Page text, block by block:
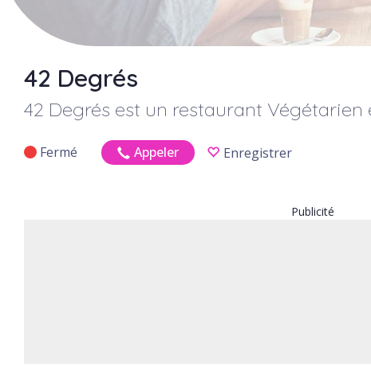
42 Degrés
42 Degrés est un restaurant Végétarien
Fermé Appeler Enregistrer
Publicité